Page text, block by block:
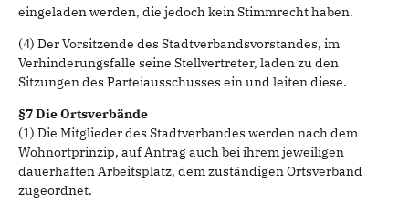
eingeladen werden, die jedoch kein Stimmrecht haben.
(4) Der Vorsitzende des Stadtverbandsvorstandes, im
Verhinderungsfalle seine Stellvertreter, laden zu den
Sitzungen des Parteiausschusses ein und leiten diese.
§7 Die Ortsverbände
(1) Die Mitglieder des Stadtverbandes werden nach dem
Wohnortprinzip, auf Antrag auch bei ihrem jeweiligen
dauerhaften Arbeitsplatz, dem zuständigen Ortsverband
zugeordnet.